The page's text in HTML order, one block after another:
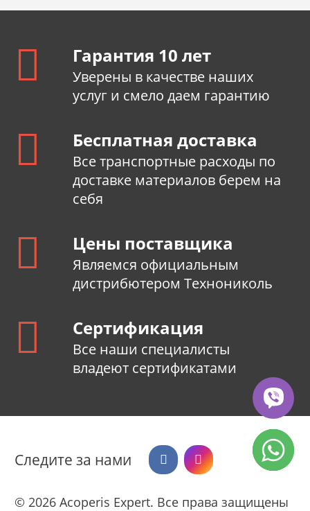
Гарантия 10 лет
Уверены в качестве наших
услуг и смело даем гарантию
Бесплатная доставка
Все транспортные расходы по
доставке материалов берем на
себя
Цены поставщика
Являемся официальным
дистрибютером Технониколь
Сертификация
Все наши специалисты
владеют сертификатами
Следите за нами
© 2026 Acoperis Expert. Все права защищены